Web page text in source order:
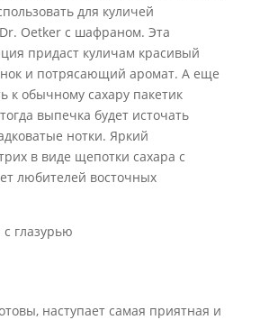
для куличей
Oetker с шафраном. Эта
придаст куличам красивый
и потрясающий аромат. А еще
к обычному сахару пакетик
выпечка будет источать
нотки. Яркий
в виде щепотки сахара с
любителей восточных
глазурью
наступает самая приятная и